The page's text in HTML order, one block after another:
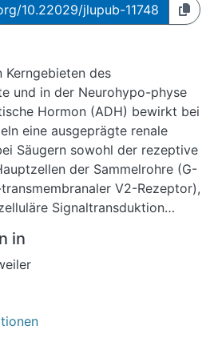
10.22029/jlupub-11748
Kerngebieten des
und in der Neurohypo-physe
Hormon (ADH) bewirkt bei
eine ausgeprägte renale
Säugern sowohl der rezeptive
der Sammelrohre (G-
V2-Rezeptor),
Signaltransduktion
vesikulär gespeicherter
2 = AQP-2) und deren
konnten zwar die
rohre ebenfalls als
für ADH identifiziert
in